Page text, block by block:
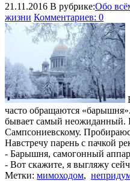
21.11.2016 В рубрике:Обо
жизни Комментариев: 0
часто обращаются
бывает самый неожиданный.
Сампсониевскому.
Навстречу парень с пачкой
- Барышня, самогонный
- Вот скажите, я выгляжу
Метки: мимоходом,